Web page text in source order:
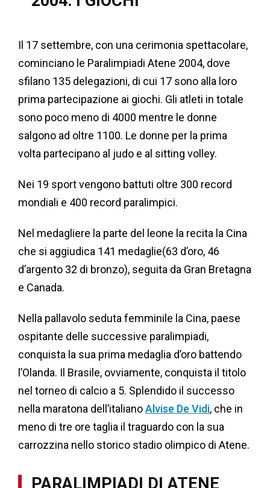
Il 17 settembre, con una cerimonia spettacolare,
cominciano le Paralimpiadi Atene 2004, dove
sfilano 135 delegazioni, di cui 17 sono alla loro
prima partecipazione ai giochi. Gli atleti in totale
sono poco meno di 4000 mentre le donne
salgono ad oltre 1100. Le donne per la prima
volta partecipano al judo e al sitting volley.
Nei 19 sport vengono battuti oltre 300 record
mondiali e 400 record paralimpici.
Nel medagliere la parte del leone la recita la Cina
che si aggiudica 141 medaglie(63 d’oro, 46
d’argento 32 di bronzo), seguita da Gran Bretagna
e Canada.
Nella pallavolo seduta femminile la Cina, paese
ospitante delle successive paralimpiadi,
conquista la sua prima medaglia d’oro battendo
l’Olanda. Il Brasile, ovviamente, conquista il titolo
nel torneo di calcio a 5. Splendido il successo
nella maratona dell’italianoAlvise De Vidi, che in
meno di tre ore taglia il traguardo con la sua
carrozzina nello storico stadio olimpico di Atene.
PARALIMPIADI DI ATENE